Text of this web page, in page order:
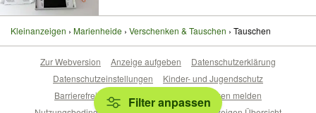
Kleinanzeigen Marienheide Verschenken & Tauschen Tauschen
Filter anpassen
Zur Webversion Anzeige aufgeben
Datenschutzerklärung
Datenschutzeinstellungen
Kinder- und Jugendschutz
Barrierefreiheitserklärung
Sicherheitslücken melden